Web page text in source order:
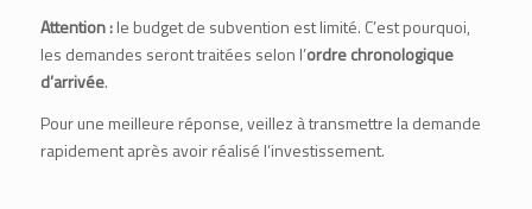
Attention :le budget de subvention est limité. C’est pourquoi,
les demandes seront traitées selon l’ordre chronologique
d’arrivée.
Pour une meilleure réponse, veillez à transmettre la demande
rapidement après avoir réalisé l’investissement.